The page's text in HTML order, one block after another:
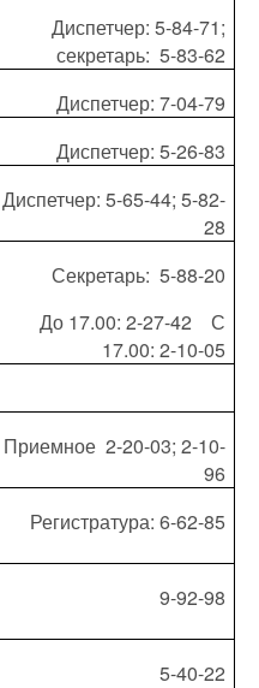
Диспетчер: 5-84-71;
секретарь: 5-83-62
Диспетчер: 7-04-79
Диспетчер: 5-26-83
Диспетчер: 5-65-44; 5-82-
28
Секретарь: 5-88-20
До 17.00: 2-27-42
С
17.00: 2-10-05
Приемное 2-20-03; 2-10-
96
Регистратура: 6-62-85
9-92-98
5-40-22